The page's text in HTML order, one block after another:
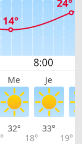
Me Je
32°
18°
33°
19°